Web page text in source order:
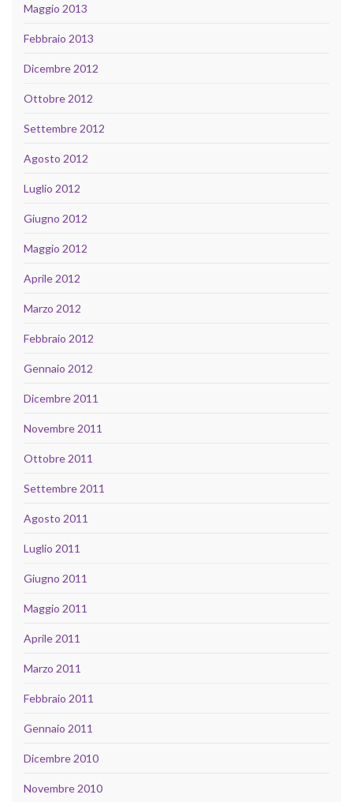
Maggio 2013
Febbraio 2013
Dicembre 2012
Ottobre 2012
Settembre 2012
Agosto 2012
Luglio 2012
Giugno 2012
Maggio 2012
Aprile 2012
Marzo 2012
Febbraio 2012
Gennaio 2012
Dicembre 2011
Novembre 2011
Ottobre 2011
Settembre 2011
Agosto 2011
Luglio 2011
Giugno 2011
Maggio 2011
Aprile 2011
Marzo 2011
Febbraio 2011
Gennaio 2011
Dicembre 2010
Novembre 2010